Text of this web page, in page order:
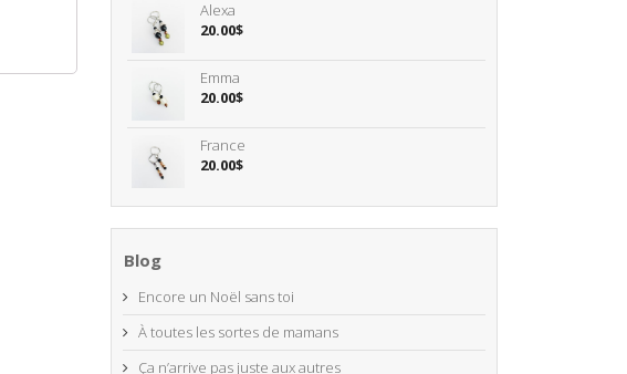
Alexa
20.00$
Emma
20.00$
France
20.00$
Blog
Encore un Noël sans toi
À toutes les sortes de mamans
Ça n’arrive pas juste aux autres